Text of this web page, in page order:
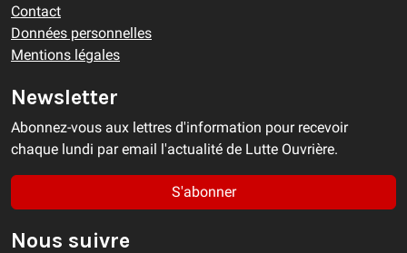
Contact
Données personnelles
Mentions légales
Newsletter
Abonnez-vous aux lettres d'information pour recevoir
chaque lundi par email l'actualité de Lutte Ouvrière.
S'abonner
Nous suivre